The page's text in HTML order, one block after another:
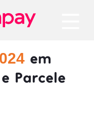
em
Parcele